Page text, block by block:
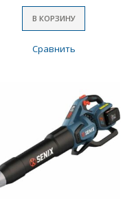
В КОРЗИНУ
Сравнить